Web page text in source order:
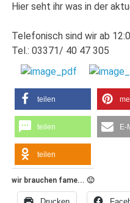
Hier seht ihr was in der
Telefonisch sind wir ab
Tel.: 03371/ 40 47 305
teilen
teilen E-
teilen
wir brauchen fame... 🙂